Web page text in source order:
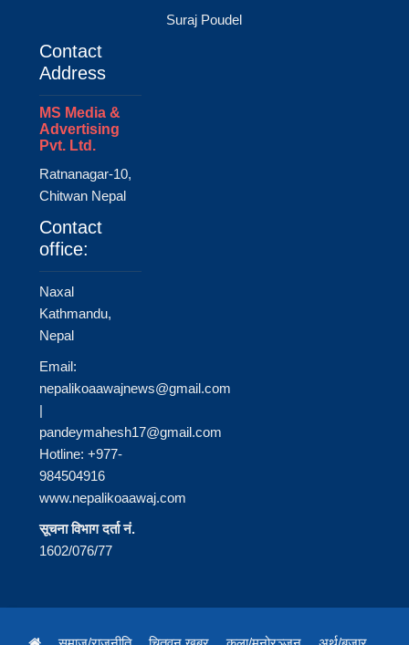
Suraj Poudel
Contact
Address
MS Media &
Advertising
Pvt. Ltd.
Ratnanagar-10,
Chitwan Nepal
Contact
office:
Naxal
Kathmandu,
Nepal
Email:
nepalikoaawajnews@gmail.com
|
pandeymahesh17@gmail.com
Hotline: +977-
984504916
www.nepalikoaawaj.com
सूचना विभाग दर्ता नं.
1602/076/77